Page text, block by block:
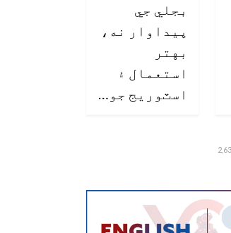
بجلي جي
پيداوار نه،
بهتر
استعمال ۽
اسٽوريج جو…